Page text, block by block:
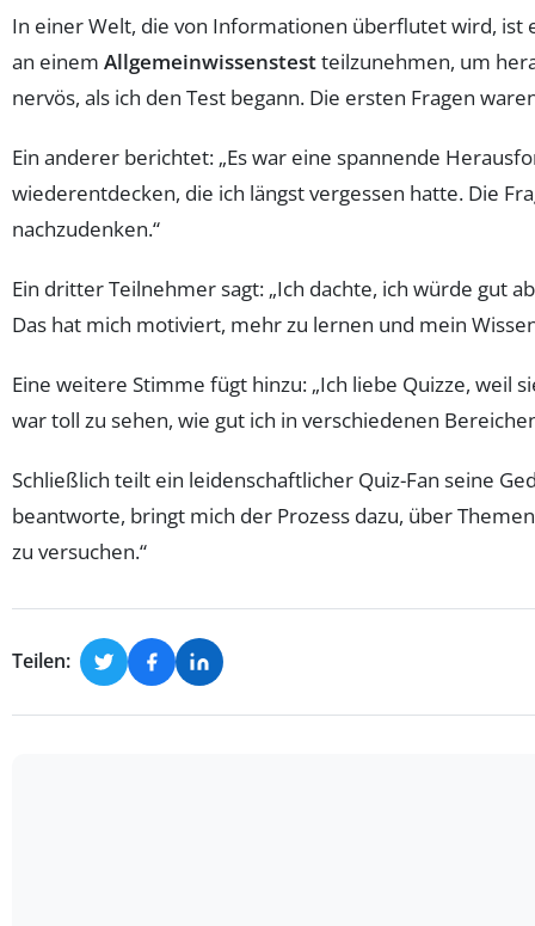
In einer Welt, die von Informationen überflutet wird,
an einem Allgemeinwissenstestteilzunehmen, um
nervös, als ich den Test begann. Die ersten Fragen
Ein anderer berichtet: „Es war eine spannende
wiederentdecken, die ich längst vergessen hatte. Die
nachzudenken.“
Ein dritter Teilnehmer sagt: „Ich dachte, ich würde gut
Das hat mich motiviert, mehr zu lernen und mein
Eine weitere Stimme fügt hinzu: „Ich liebe Quizze, weil
war toll zu sehen, wie gut ich in verschiedenen
Schließlich teilt ein leidenschaftlicher Quiz-Fan seine
beantworte, bringt mich der Prozess dazu, über
zu versuchen.“
Teilen: